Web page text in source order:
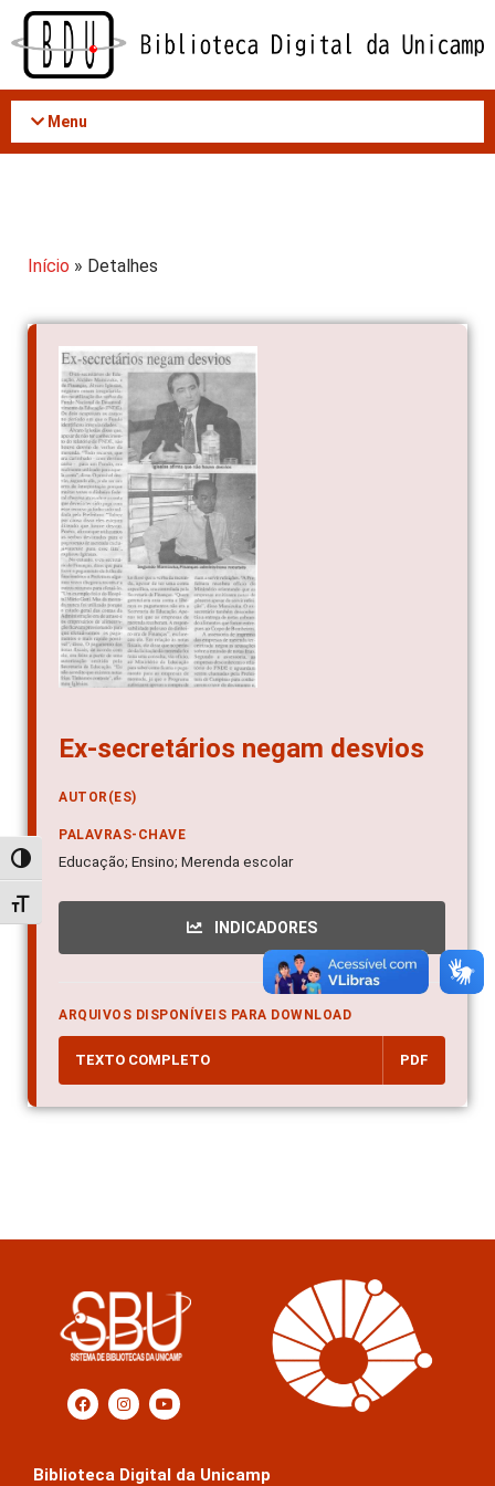
Acessar
conteúdo
Alternar alto contraste
Alternar tamanho da fonte
Menu
Início » Detalhes
Ex-secretários negam desvios
AUTOR(ES)
PALAVRAS-CHAVE
Educação; Ensino; Merenda escolar
INDICADORES
ARQUIVOS DISPONÍVEIS PARA DOWNLOAD
TEXTO COMPLETO PDF
Biblioteca Digital da Unicamp